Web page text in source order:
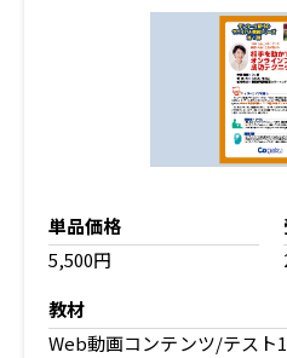
単品価格
5,500円
教材
Web動画コンテンツ/テス